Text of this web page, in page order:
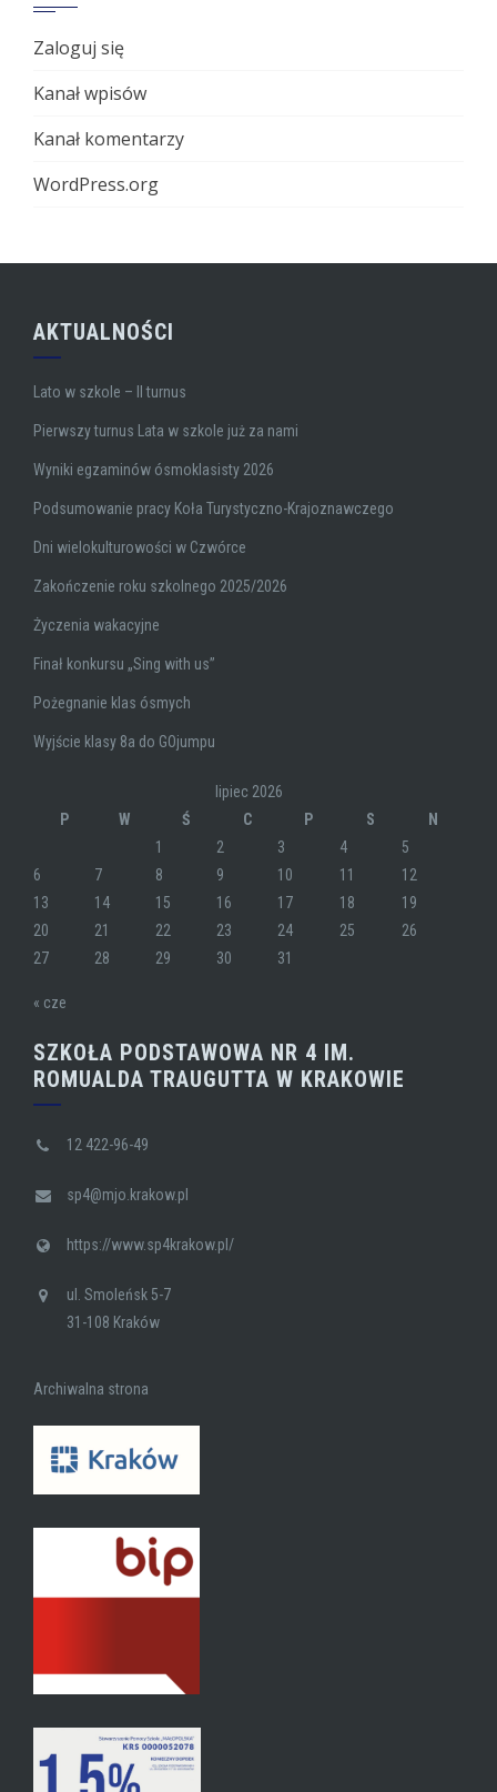
Zaloguj się
Kanał wpisów
Kanał komentarzy
WordPress.org
AKTUALNOŚCI
Lato w szkole – II turnus
Pierwszy turnus Lata w szkole już za nami
Wyniki egzaminów ósmoklasisty 2026
Podsumowanie pracy Koła Turystyczno-Krajoznawczego
Dni wielokulturowości w Czwórce
Zakończenie roku szkolnego 2025/2026
Życzenia wakacyjne
Finał konkursu „Sing with us”
Pożegnanie klas ósmych
Wyjście klasy 8a do GOjumpu
lipiec 2026
P
W Ś C P S
N
1
2 3 4
5
6
7 8 9 10 11
12
13
14 15 16 17 18
19
20
21 22 23 24 25
26
27
28 29 30 31
« cze
SZKOŁA PODSTAWOWA NR 4 IM.
ROMUALDA TRAUGUTTA W KRAKOWIE
12 422-96-49
sp4@mjo.krakow.pl
https://www.sp4krakow.pl/
ul. Smoleńsk 5-7
31-108 Kraków
Archiwalna strona